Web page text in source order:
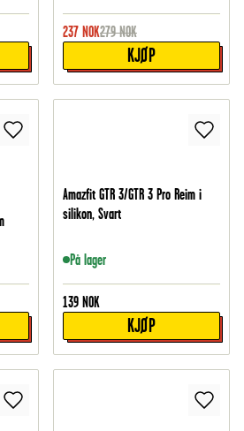
237 NOK279 NOK
KJØP
Amazfit GTR 3/GTR 3 Pro Reim i
silikon, Svart
På lager
139 NOK
KJØP